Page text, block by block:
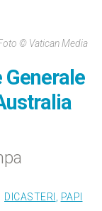
© Vatican Media
Generale
DICASTERI PAPI